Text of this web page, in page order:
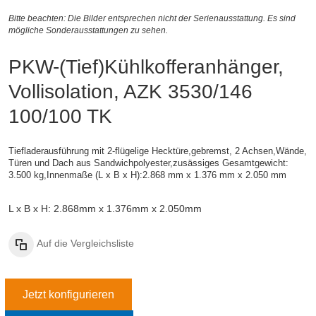
Bitte beachten: Die Bilder entsprechen nicht der Serienausstattung. Es sind
mögliche Sonderausstattungen zu sehen.
PKW-(Tief)Kühlkofferanhänger,
Vollisolation, AZK 3530/146
100/100 TK
Tiefladerausführung mit 2-flügelige Hecktüre,gebremst, 2 Achsen,Wände,
Türen und Dach aus Sandwichpolyester,zusässiges Gesamtgewicht:
3.500 kg, Innenmaße (L x B x H):2.868 mm x 1.376 mm x 2.050 mm
L x B x H: 2.868mm x 1.376mm x 2.050mm
Auf die Vergleichsliste
Jetzt konfigurieren